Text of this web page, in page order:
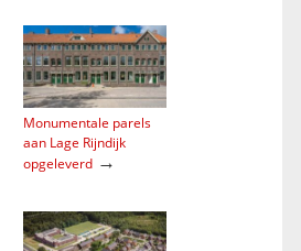
Monumentale parels
aan Lage Rijndijk
opgeleverd→